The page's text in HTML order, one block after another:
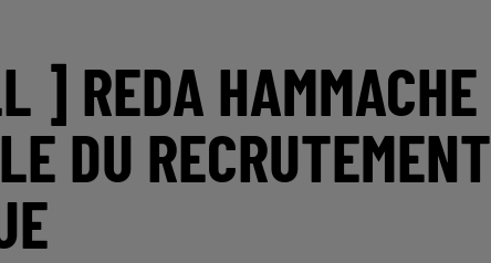
] REDA HAMMACHE
DU RECRUTEMENT